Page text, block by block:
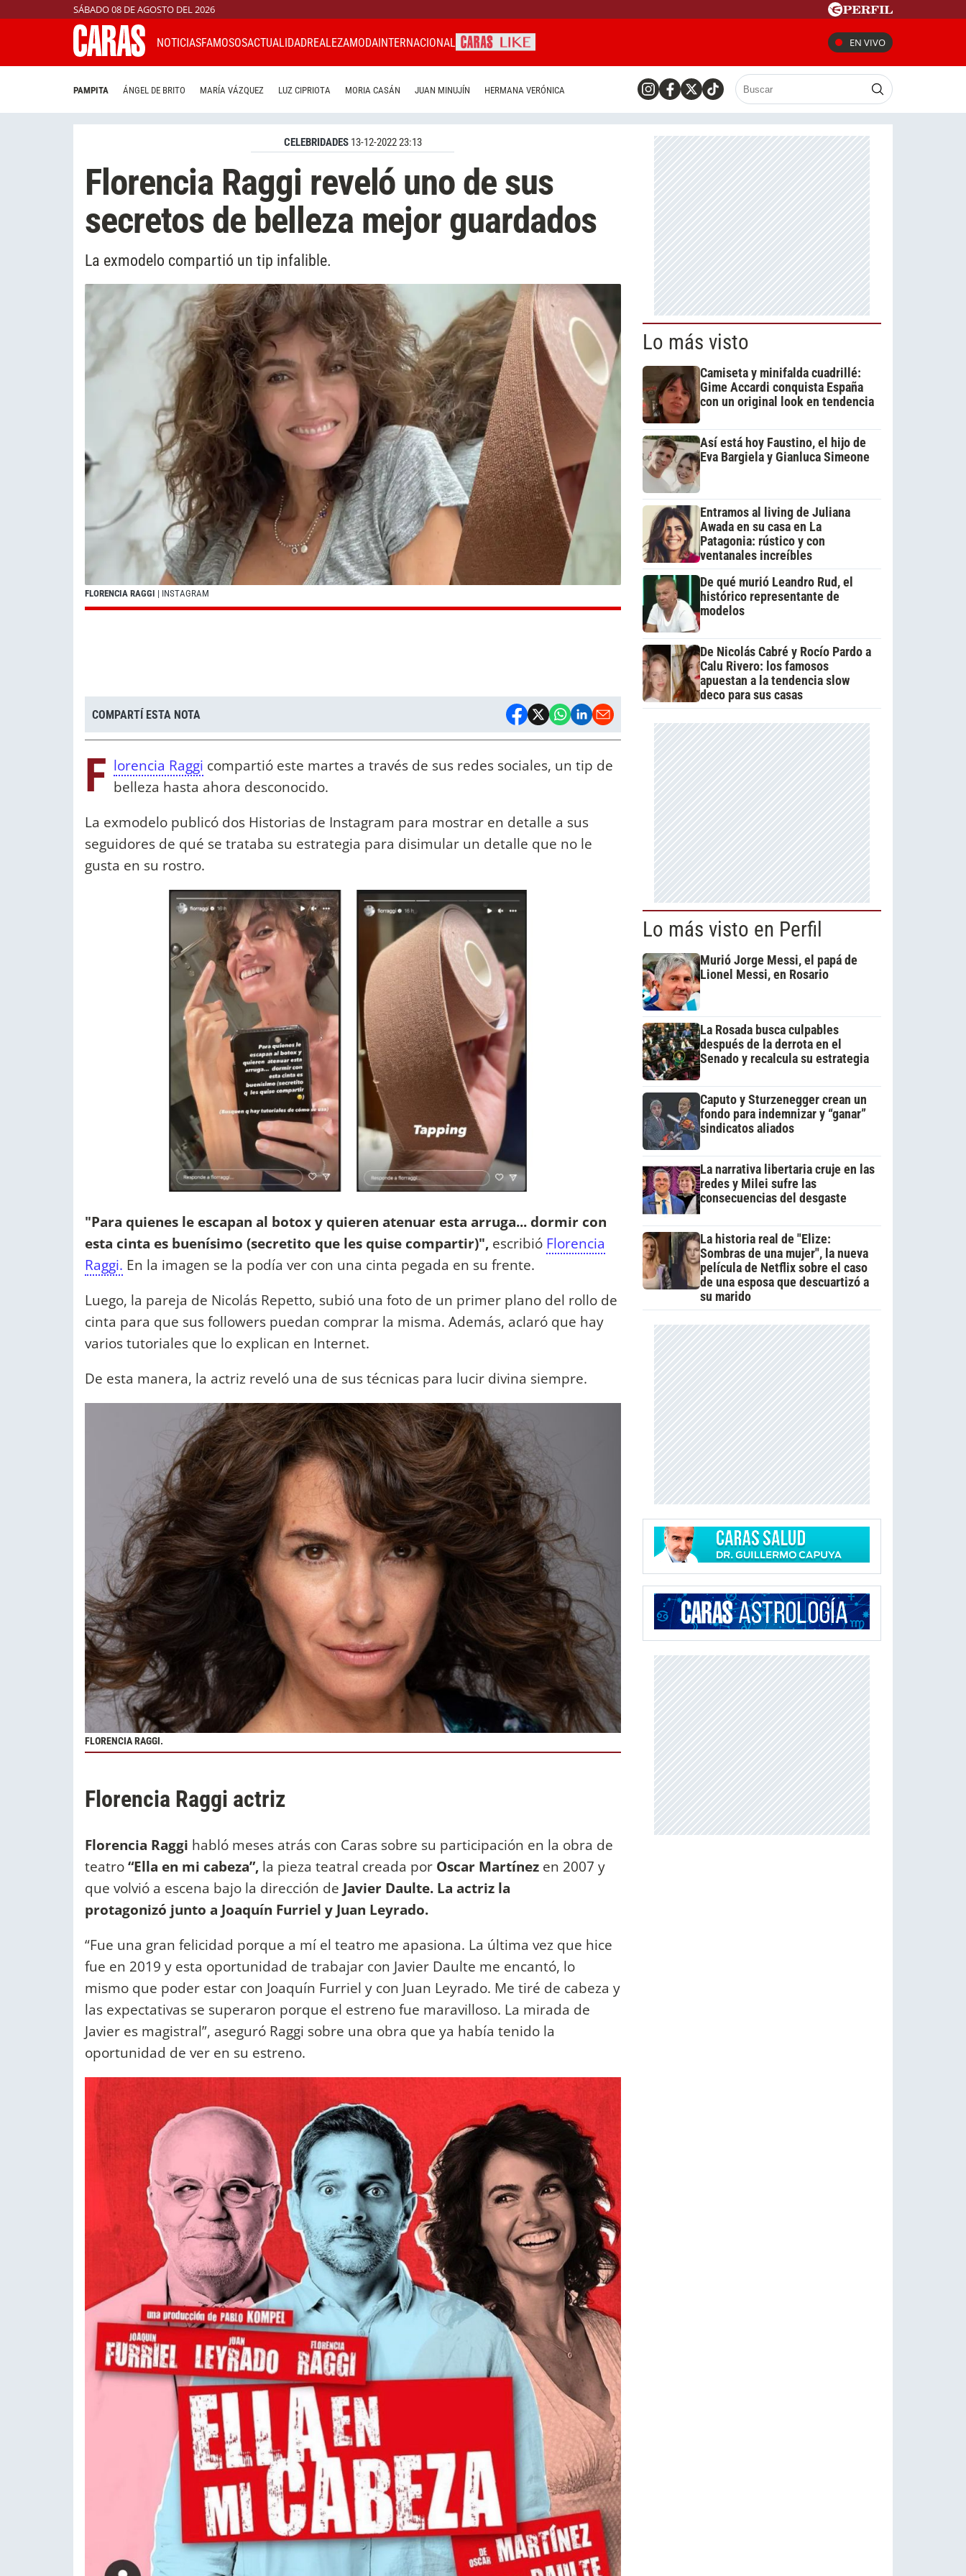
SÁBADO 08 DE AGOSTO DEL 2026
NOTICIASFAMOSOSACTUALIDADREALEZAMODAINTERNACIONAL EN VIVO
PAMPITA ÁNGEL DE BRITO MARÍA VÁZQUEZ LUZ CIPRIOTA MORIA CASÁN JUAN MINUJÍN HERMANA VERÓNICA
CELEBRIDADES 13-12-2022 23:13
Florencia Raggi reveló uno de sus
secretos de belleza mejor guardados
La exmodelo compartió un tip infalible.
FLORENCIA RAGGI | INSTAGRAM
COMPARTÍ ESTA NOTA
F lorencia Raggi compartió este martes a través de sus redes sociales, un tip de
belleza hasta ahora desconocido.
La exmodelo publicó dos Historias de Instagram para mostrar en detalle a sus
seguidores de qué se trataba su estrategia para disimular un detalle que no le
gusta en su rostro.
"Para quienes le escapan al botox y quieren atenuar esta arruga... dormir con
esta cinta es buenísimo (secretito que les quise compartir)", escribió Florencia
Raggi. En la imagen se la podía ver con una cinta pegada en su frente.
Luego, la pareja de Nicolás Repetto, subió una foto de un primer plano del rollo de
cinta para que sus followers puedan comprar la misma. Además, aclaró que hay
varios tutoriales que lo explican en Internet.
De esta manera, la actriz reveló una de sus técnicas para lucir divina siempre.
FLORENCIA RAGGI.
Florencia Raggi actriz
Florencia Raggi habló meses atrás con Caras sobre su participación en la obra de
teatro“Ella en mi cabeza”, la pieza teatral creada por Oscar Martínez en 2007 y
que volvió a escena bajo la dirección de Javier Daulte. La actriz la
protagonizó junto a Joaquín Furriel y Juan Leyrado.
“Fue una gran felicidad porque a mí el teatro me apasiona. La última vez que hice
fue en 2019 y esta oportunidad de trabajar con Javier Daulte me encantó, lo
mismo que poder estar con Joaquín Furriel y con Juan Leyrado. Me tiré de cabeza y
las expectativas se superaron porque el estreno fue maravilloso. La mirada de
Javier es magistral”, aseguró Raggi sobre una obra que ya había tenido la
oportunidad de ver en su estreno.
Lo más visto
Camiseta y minifalda cuadrillé:
Gime Accardi conquista España
con un original look en tendencia
Así está hoy Faustino, el hijo de
Eva Bargiela y Gianluca Simeone
Entramos al living de Juliana
Awada en su casa en La
Patagonia: rústico y con
ventanales increíbles
De qué murió Leandro Rud, el
histórico representante de
modelos
De Nicolás Cabré y Rocío Pardo a
Calu Rivero: los famosos
apuestan a la tendencia slow
deco para sus casas
Lo más visto en Perfil
Murió Jorge Messi, el papá de
Lionel Messi, en Rosario
La Rosada busca culpables
después de la derrota en el
Senado y recalcula su estrategia
Caputo y Sturzenegger crean un
fondo para indemnizar y “ganar”
sindicatos aliados
La narrativa libertaria cruje en las
redes y Milei sufre las
consecuencias del desgaste
La historia real de "Elize:
Sombras de una mujer", la nueva
película de Netflix sobre el caso
de una esposa que descuartizó a
su marido